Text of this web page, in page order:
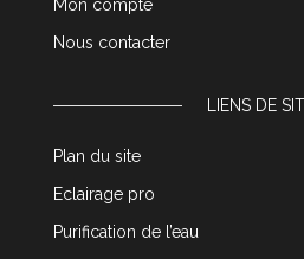
Mon compte
Nous contacter
LIENS DE
Plan du site
Eclairage pro
Purification de l’eau